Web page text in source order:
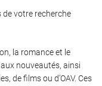
votre recherche
la romance et le
nouveautés, ainsi
de films ou d’OAV. Ces